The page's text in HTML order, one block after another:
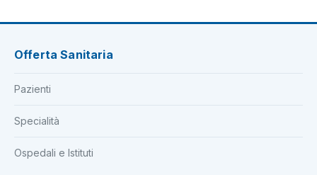
Offerta Sanitaria
Pazienti
Specialità
Ospedali e Istituti